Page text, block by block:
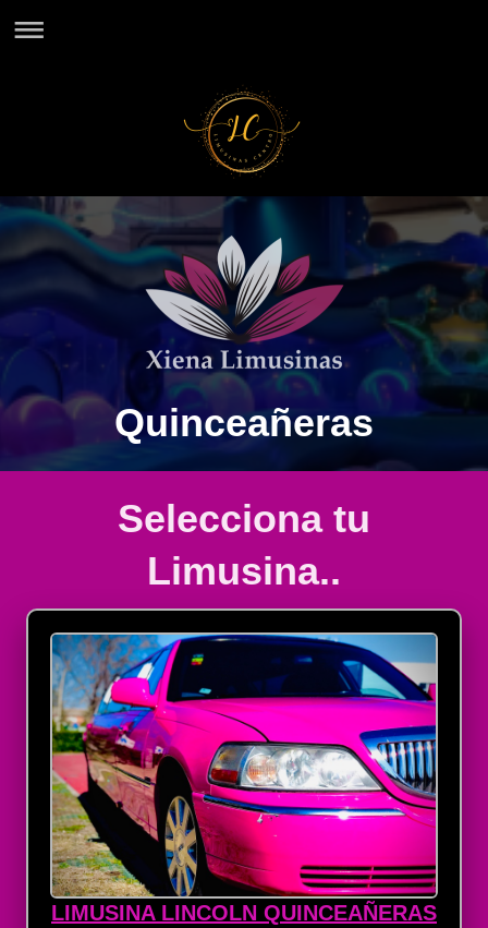
Quinceañeras
Selecciona tu
Limusina..
LIMUSINA LINCOLN QUINCEAÑERAS